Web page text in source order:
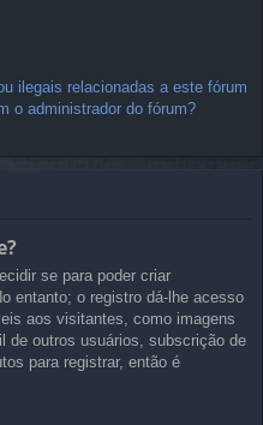
ilegais relacionadas a este fórum
o administrador do fórum?
se para poder criar
entanto; o registro dá-lhe acesso
aos visitantes, como imagens
de outros usuários, subscrição de
para registrar, então é